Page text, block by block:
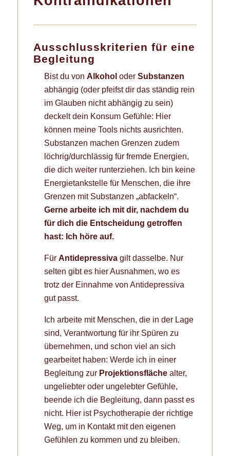
Ausschlusskriterien für eine
Begleitung
Bist du von Alkohol oder Substanzen
abhängig (oder pfeifst dir das ständig rein
im Glauben nicht abhängig zu sein)
deckelt dein Konsum Gefühle: Hier
können meine Tools nichts ausrichten.
Substanzen machen Grenzen zudem
löchrig/durchlässig für fremde Energien,
die dich weiter runterziehen. Ich bin keine
Energietankstelle für Menschen, die ihre
Grenzen mit Substanzen „abfackeln“.
Gerne arbeite ich mit dir, nachdem du
für dich die Entscheidung getroffen
hast: Ich höre auf.
Für Antidepressivagilt dasselbe. Nur
selten gibt es hier Ausnahmen, wo es
trotz der Einnahme von Antidepressiva
gut passt.
Ich arbeite mit Menschen, die in der Lage
sind, Verantwortung für ihr Spüren zu
übernehmen, und schon viel an sich
gearbeitet haben: Werde ich in einer
Begleitung zur Projektionsflächealter,
ungeliebter oder ungelebter Gefühle,
beende ich die Begleitung, dann passt es
nicht. Hier ist Psychotherapie der richtige
Weg, um in Kontakt mit den eigenen
Gefühlen zu kommen und zu bleiben.